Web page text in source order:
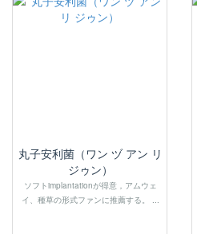
丸子安利菌（ワン ヅ アン リ
ジゥン）
ソフトimplantationが得意，アムウェ
イ、種草の形式ファンに推薦する。 ...